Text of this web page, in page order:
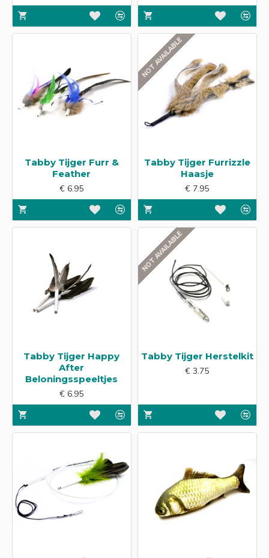
Tabby Tijger Furr &
Feather
€ 6.95
NOT AVAILABLE
Tabby Tijger Furrizzle
Haasje
€ 7.95
Tabby Tijger Happy
After
Beloningsspeeltjes
€ 6.95
NOT AVAILABLE
Tabby Tijger Herstelkit
€ 3.75